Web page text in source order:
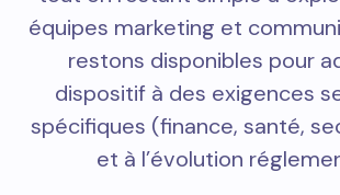
équipes marketing et
restons disponibles pour
dispositif à des exigences
spécifiques (finance, santé,
et à l’évolution